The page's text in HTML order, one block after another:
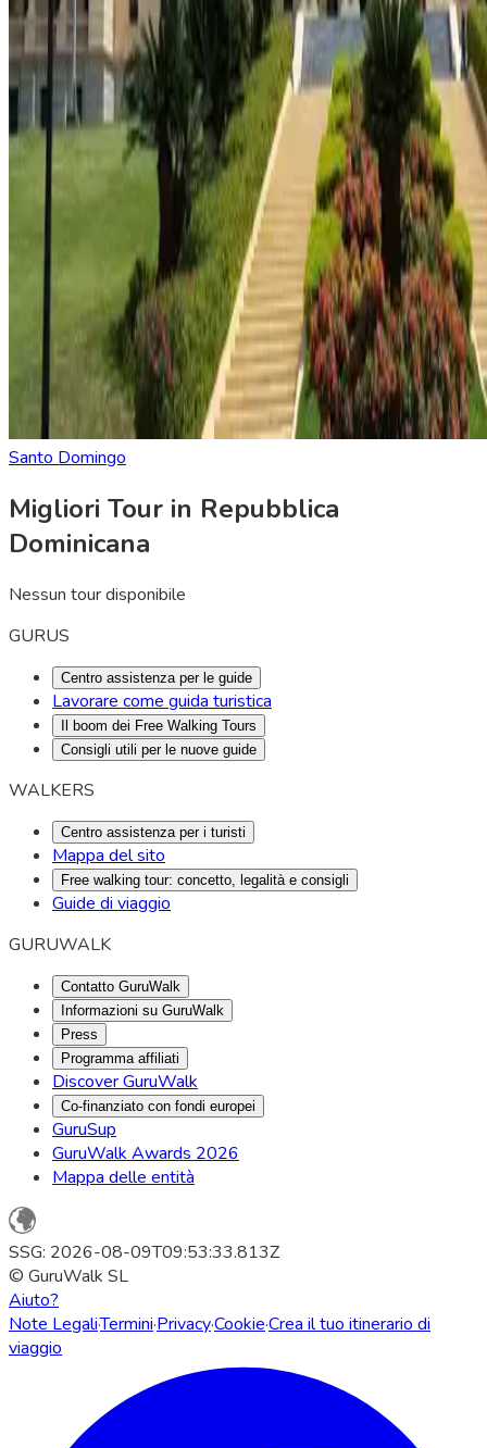
Santo Domingo
Migliori Tour in Repubblica
Dominicana
Nessun tour disponibile
GURUS
Centro assistenza per le guide
Lavorare come guida turistica
Il boom dei Free Walking Tours
Consigli utili per le nuove guide
WALKERS
Centro assistenza per i turisti
Mappa del sito
Free walking tour: concetto, legalità e consigli
Guide di viaggio
GURUWALK
Contatto GuruWalk
Informazioni su GuruWalk
Press
Programma affiliati
Discover GuruWalk
Co-finanziato con fondi europei
GuruSup
GuruWalk Awards 2026
Mappa delle entità
SSG: 2026-08-09T09:53:33.813Z
© GuruWalk SL
Aiuto?
Note Legali·Termini·Privacy·Cookie·Crea il tuo itinerario di
viaggio